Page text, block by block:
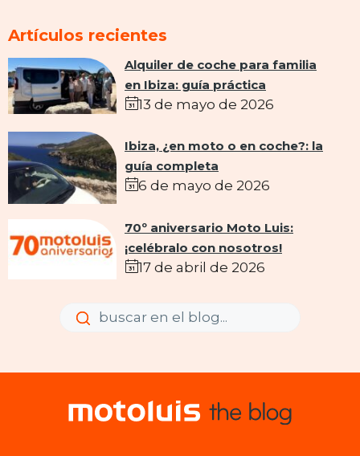
Artículos recientes
Alquiler de coche para familia
en Ibiza: guía práctica
13 de mayo de 2026
Ibiza, ¿en moto o en coche?: la
guía completa
6 de mayo de 2026
70º aniversario Moto Luis:
¡celébralo con nosotros!
17 de abril de 2026
Enviar
Enviar